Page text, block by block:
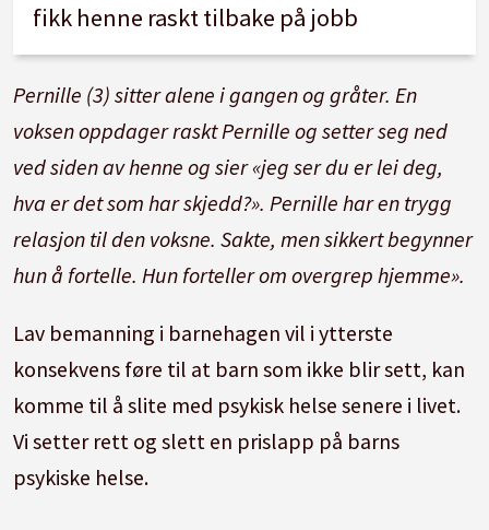
fikk henne raskt tilbake på jobb
Pernille (3) sitter alene i gangen og gråter. En
voksen oppdager raskt Pernille og setter seg ned
ved siden av henne og sier «jeg ser du er lei deg,
hva er det som har skjedd?». Pernille har en trygg
relasjon til den voksne. Sakte, men sikkert begynner
hun å fortelle. Hun forteller om overgrep hjemme».
Lav bemanning i barnehagen vil i ytterste
konsekvens føre til at barn som ikke blir sett, kan
komme til å slite med psykisk helse senere i livet.
Vi setter rett og slett en prislapp på barns
psykiske helse.